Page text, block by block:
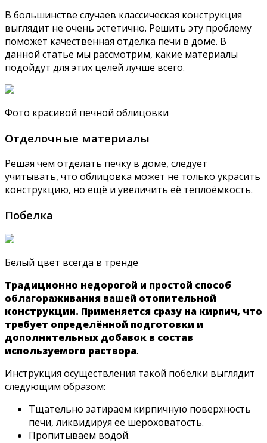
В большинстве случаев классическая конструкция
выглядит не очень эстетично. Решить эту проблему
поможет качественная отделка печи в доме. В
данной статье мы рассмотрим, какие материалы
подойдут для этих целей лучше всего.
Фото красивой печной облицовки
Отделочные материалы
Решая чем отделать печку в доме, следует
учитывать, что облицовка может не только украсить
конструкцию, но ещё и увеличить её теплоёмкость.
Побелка
Белый цвет всегда в тренде
Традиционно недорогой и простой способ
облагораживания вашей отопительной
конструкции. Применяется сразу на кирпич, что
требует определённой подготовки и
дополнительных добавок в состав
используемого раствора.
Инструкция осуществления такой побелки выглядит
следующим образом:
Тщательно затираем кирпичную поверхность
печи, ликвидируя её шероховатость.
Пропитываем водой.